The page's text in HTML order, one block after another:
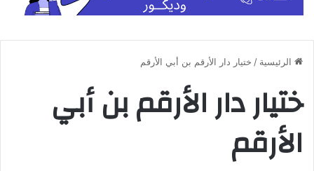
الرئيسية / ختيار دار الأرقم بن أبي الأرقم
ختيار دار الأرقم بن أبي
الأرقم